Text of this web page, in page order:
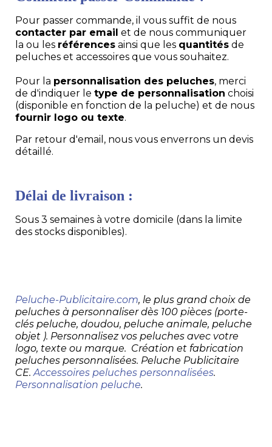
Pour passer commande, il vous suffit de nous
contacter par email et de nous communiquer
la ou les références ainsi que les quantités de
peluches et accessoires que vous souhaitez.
Pour la personnalisation des peluches, merci
de d'indiquer le type de personnalisation choisi
(disponible en fonction de la peluche) et de nous
fournir logo ou texte.
Par retour d'email, nous vous enverrons un devis
détaillé.
Délai de livraison :
Sous 3 semaines à votre domicile (dans la limite
des stocks disponibles).
Peluche-Publicitaire.com, le plus grand choix de
peluches à personnaliser dès 100 pièces (porte-
clés peluche, doudou, peluche animale, peluche
objet ). Personnalisez vos peluches avec votre
logo, texte ou marque. Création et fabrication
peluches personnalisées. Peluche Publicitaire
CE. Accessoires peluches personnalisées.
Personnalisation peluche.